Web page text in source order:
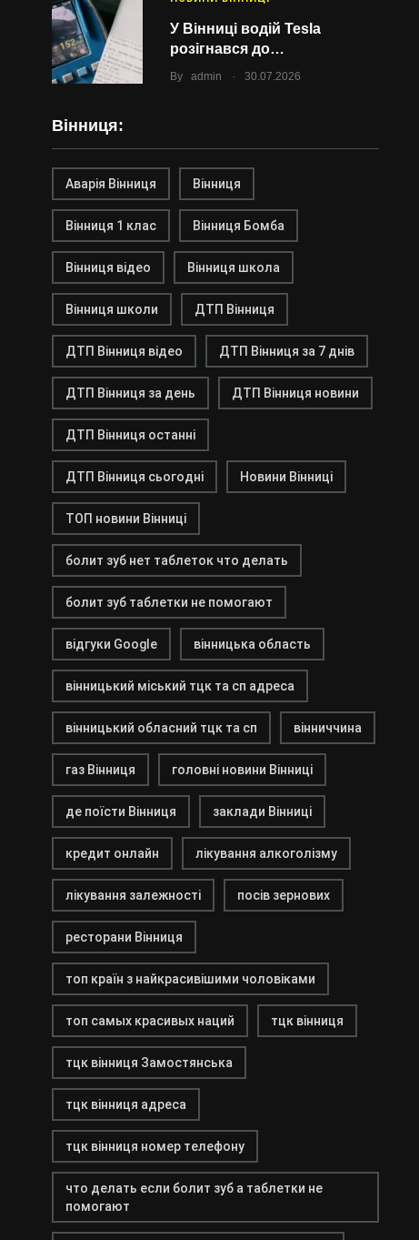
У Вінниці водій Tesla
розігнався до…
By admin . 30.07.2026
Вінниця:
Аварія Вінниця Вінниця
Вінниця 1 клас Вінниця Бомба
Вінниця відео Вінниця школа
Вінниця школи ДТП Вінниця
ДТП Вінниця відео ДТП Вінниця за 7 днів
ДТП Вінниця за день ДТП Вінниця новини
ДТП Вінниця останні
ДТП Вінниця сьогодні Новини Вінниці
ТОП новини Вінниці
болит зуб нет таблеток что делать
болит зуб таблетки не помогают
відгуки Google вінницька область
вінницький міський тцк та сп адреса
вінницький обласний тцк та сп вінниччина
газ Вінниця головні новини Вінниці
де поїсти Вінниця заклади Вінниці
кредит онлайн лікування алкоголізму
лікування залежності посів зернових
ресторани Вінниця
топ країн з найкрасивішими чоловіками
топ самых красивых наций тцк вінниця
тцк вінниця Замостянська
тцк вінниця адреса
тцк вінниця номер телефону
что делать если болит зуб а таблетки не
помогают